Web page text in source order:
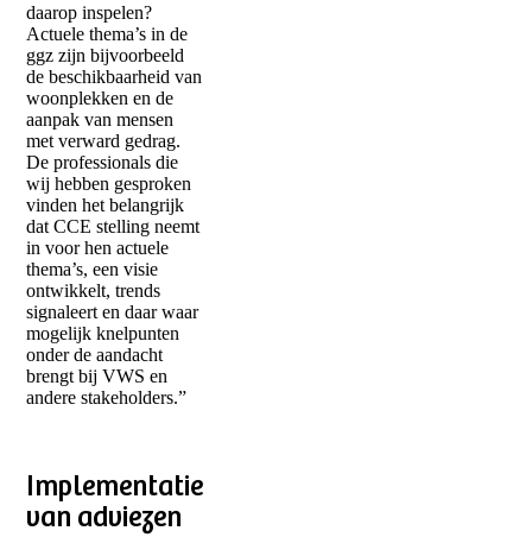
daarop inspelen?
Actuele thema’s in de
ggz zijn bijvoorbeeld
de beschikbaarheid van
woonplekken en de
aanpak van mensen
met verward gedrag.
De professionals die
wij hebben gesproken
vinden het belangrijk
dat CCE stelling neemt
in voor hen actuele
thema’s, een visie
ontwikkelt, trends
signaleert en daar waar
mogelijk knelpunten
onder de aandacht
brengt bij VWS en
andere stakeholders.”
Implementatie
van adviezen